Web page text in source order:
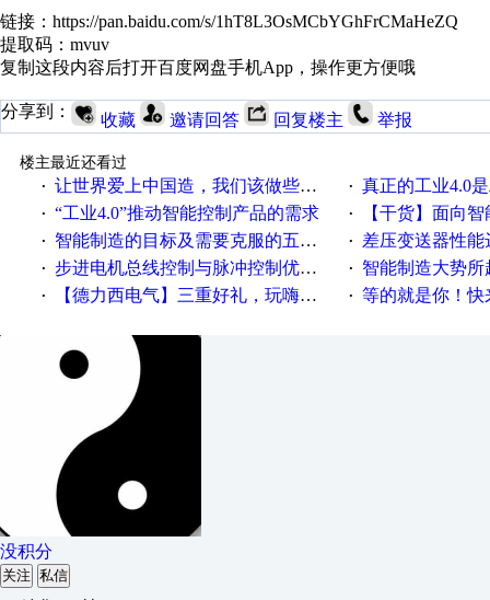
链接：https://pan.baidu.com/s/1hT8L3OsMCbYGhFrCMaHeZQ
提取码：mvuv
复制这段内容后打开百度网盘手机App，操作更方便哦
分享到： 收藏 邀请回答 回复楼主 举报
楼主最近还看过
· 让世界爱上中国造，我们该做些什么 · 真正的工业4.0
· “工业4.0”推动智能控制产品的需求 · 【干货】面向
· 智能制造的目标及需要克服的五个障碍 · 差压变送器性能达
· 步进电机总线控制与脉冲控制优缺点 · 智能制造大势所趋
· 【德力西电气】三重好礼，玩嗨夏日！ · 等的就是你！快来
没积分
关注 私信